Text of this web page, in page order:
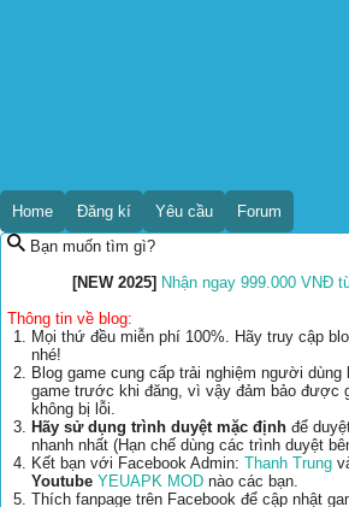
Home Đăng kí Yêu cầu
Forum
Bạn muốn tìm gì?
[NEW 2025] Nhận ngay 999.000 VNĐ
Thông tin về blog:
Mọi thứ đều miễn phí 100%. Hãy truy cập
nhé!
Blog game cung cấp trải nghiệm người dùng
game trước khi đăng, vì vậy đảm bảo được
không bị lỗi.
Hãy sử dụng trình duyệt mặc định để
nhanh nhất (Hạn chế dùng các trình duyệt
Kết bạn với Facebook Admin: Thanh Trung
Youtube YEUAPK MOD nào các bạn.
Thích fanpage trên Facebook để cập nhật